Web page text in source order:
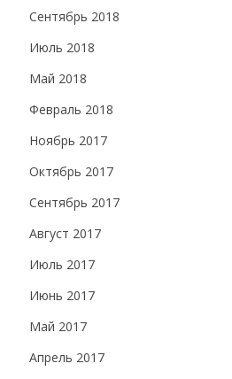
Сентябрь 2018
Июль 2018
Май 2018
Февраль 2018
Ноябрь 2017
Октябрь 2017
Сентябрь 2017
Август 2017
Июль 2017
Июнь 2017
Май 2017
Апрель 2017